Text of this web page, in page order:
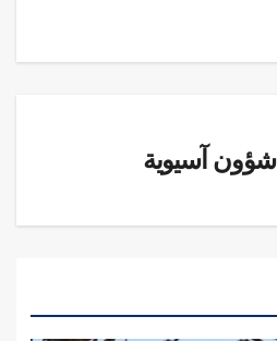
شؤون آسيوية